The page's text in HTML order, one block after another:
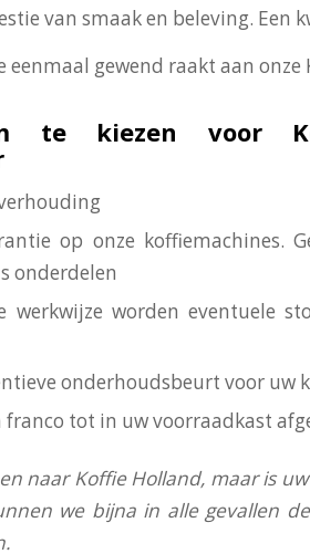
van smaak en beleving. Een
eenmaal gewend raakt aan
te kiezen voor
op onze koffiemachines.
onderdelen
werkwijze worden eventuele
onderhoudsbeurt voor uw
tot in uw voorraadkast
naar Koffie Holland, maar is
we bijna in alle gevallen